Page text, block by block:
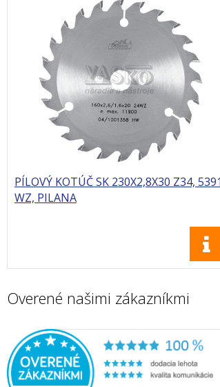
PÍLOVÝ KOTÚČ SK 230X2,8X30 Z34, 5391
WZ, PILANA
Overené našimi zákazníkmi